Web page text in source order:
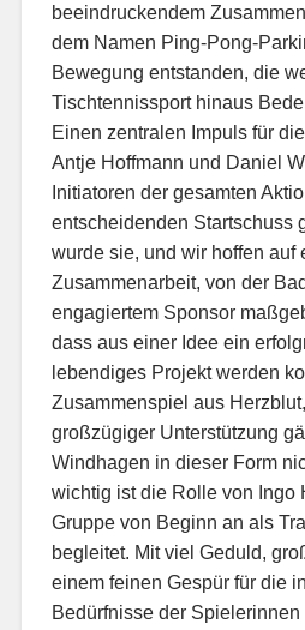
beeindruckendem
dem Namen Ping-Pong-
Bewegung entstanden, die
Tischtennissport hinaus
Einen zentralen Impuls für
Antje Hoffmann und Daniel
Initiatoren der gesamten
entscheidenden Startschuss
wurde sie, und wir hoffen auf
Zusammenarbeit, von der
engagiertem Sponsor
dass aus einer Idee ein
lebendiges Projekt werden
Zusammenspiel aus
großzügiger Unterstützung
Windhagen in dieser Form
wichtig ist die Rolle von Ingo
Gruppe von Beginn an als
begleitet. Mit viel Geduld,
einem feinen Gespür für die
Bedürfnisse der